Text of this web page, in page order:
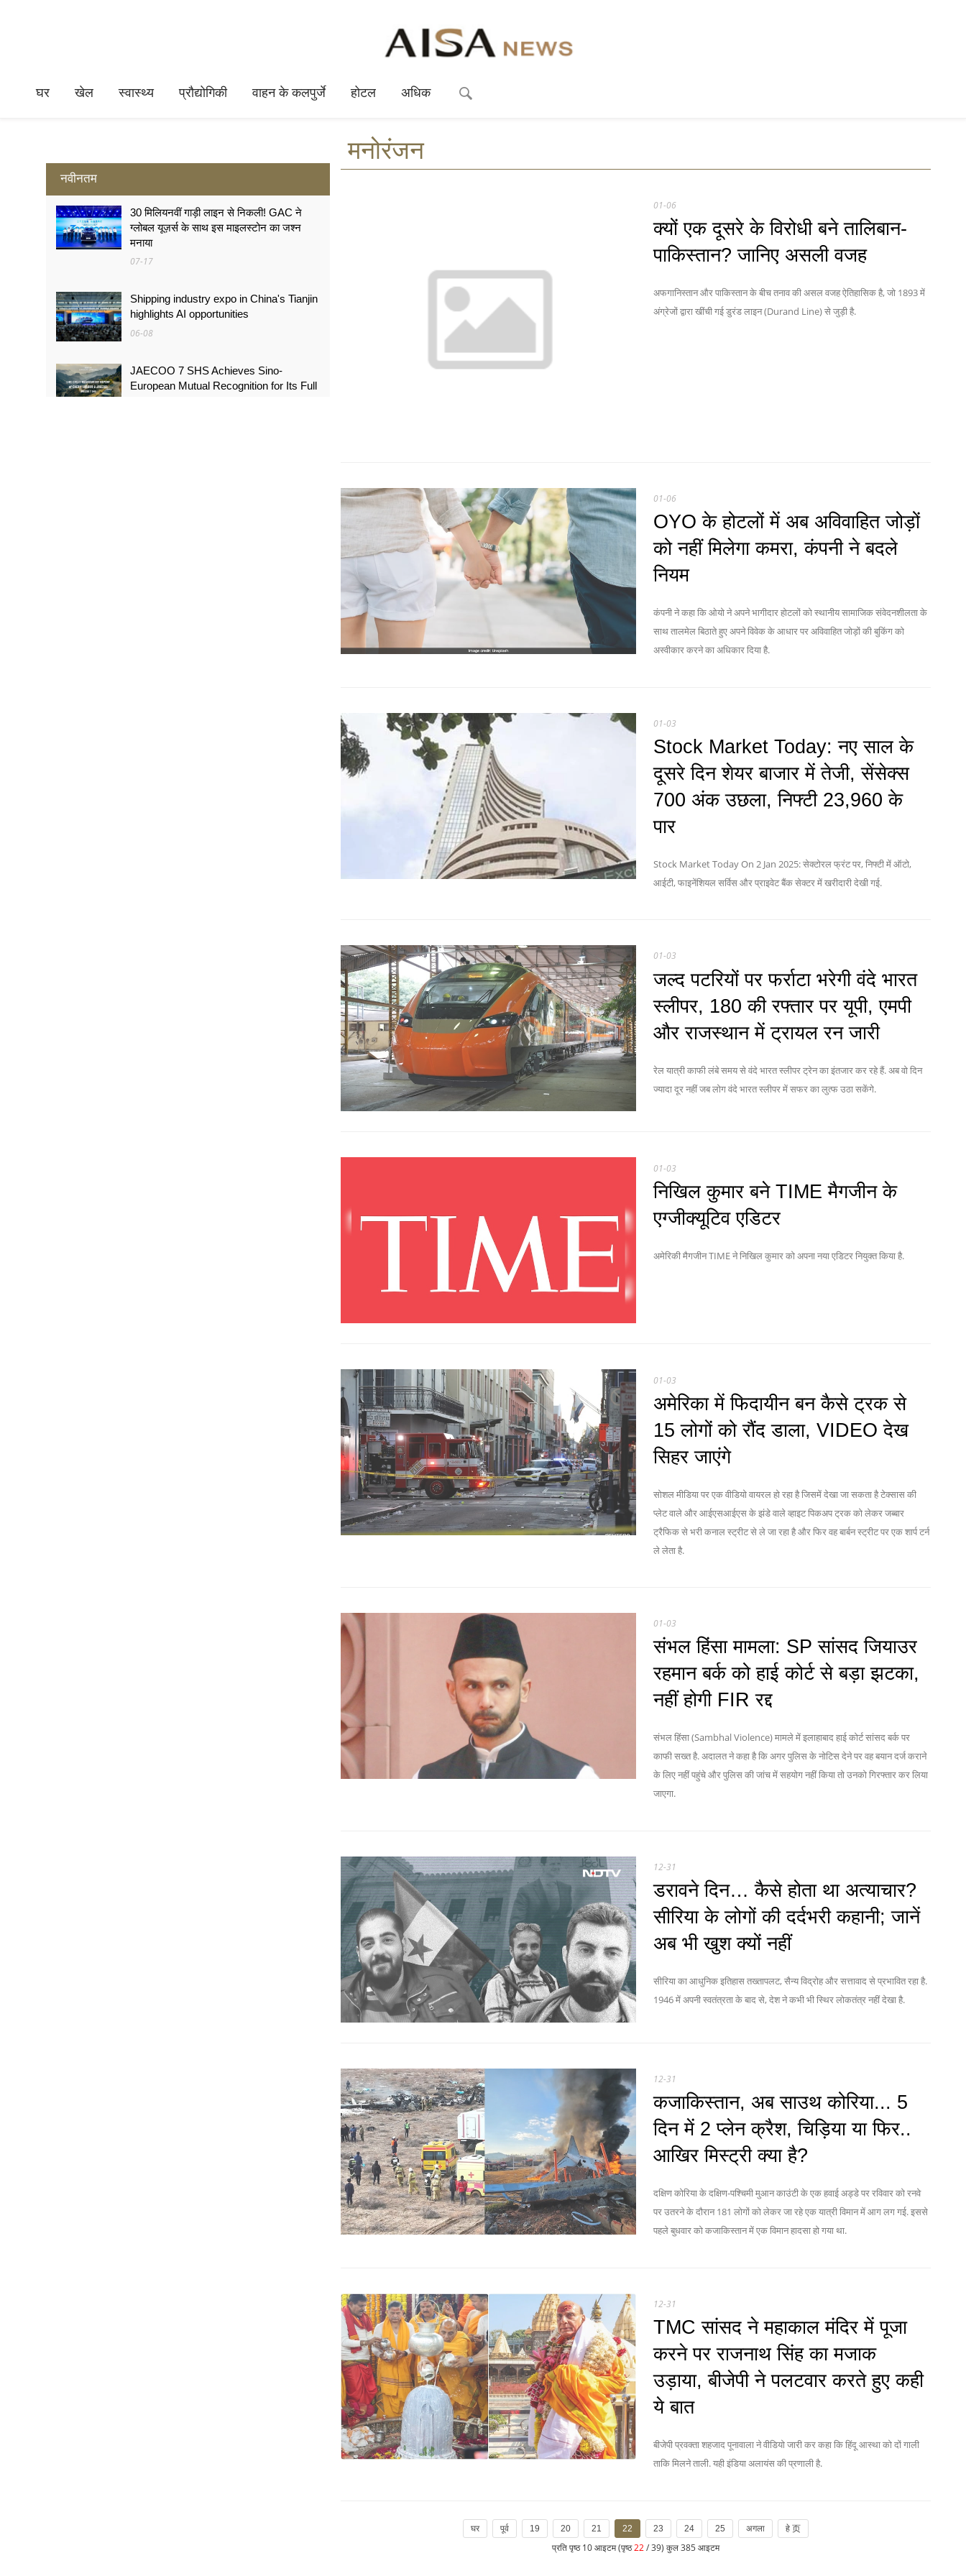
घर खेल स्वास्थ्य प्रौद्योगिकी वाहन के कलपुर्जे होटल अधिक
नवीनतम
30 मिलियनवीं गाड़ी लाइन से निकली! GAC ने
ग्लोबल यूज़र्स के साथ इस माइलस्टोन का जश्न
मनाया
07-17
Shipping industry expo in China's Tianjin
highlights AI opportunities
06-08
JAECOO 7 SHS Achieves Sino-
European Mutual Recognition for Its Full
मनोरंजन
01-06
क्यों एक दूसरे के विरोधी बने तालिबान-
पाकिस्तान? जानिए असली वजह
अफगानिस्तान और पाकिस्तान के बीच तनाव की असल वजह ऐतिहासिक है, जो 1893 में
अंग्रेजों द्वारा खींची गई डुरंड लाइन (Durand Line) से जुड़ी है.
01-06
OYO के होटलों में अब अविवाहित जोड़ों
को नहीं मिलेगा कमरा, कंपनी ने बदले
नियम
कंपनी ने कहा कि ओयो ने अपने भागीदार होटलों को स्थानीय सामाजिक संवेदनशीलता के
साथ तालमेल बिठाते हुए अपने विवेक के आधार पर अविवाहित जोड़ों की बुकिंग को
अस्वीकार करने का अधिकार दिया है.
01-03
Stock Market Today: नए साल के
दूसरे दिन शेयर बाजार में तेजी, सेंसेक्स
700 अंक उछला, निफ्टी 23,960 के
पार
Stock Market Today On 2 Jan 2025: सेक्टोरल फ्रंट पर, निफ्टी में ऑटो,
आईटी, फाइनेंशियल सर्विस और प्राइवेट बैंक सेक्टर में खरीदारी देखी गई.
01-03
जल्द पटरियों पर फर्राटा भरेगी वंदे भारत
स्लीपर, 180 की रफ्तार पर यूपी, एमपी
और राजस्थान में ट्रायल रन जारी
रेल यात्री काफी लंबे समय से वंदे भारत स्लीपर ट्रेन का इंतजार कर रहे हैं. अब वो दिन
ज्यादा दूर नहीं जब लोग वंदे भारत स्लीपर में सफर का लुत्फ उठा सकेंगे.
01-03
निखिल कुमार बने TIME मैगजीन के
एग्जीक्यूटिव एडिटर
अमेरिकी मैगजीन TIME ने निखिल कुमार को अपना नया एडिटर नियुक्त किया है.
01-03
अमेरिका में फिदायीन बन कैसे ट्रक से
15 लोगों को रौंद डाला, VIDEO देख
सिहर जाएंगे
सोशल मीडिया पर एक वीडियो वायरल हो रहा है जिसमें देखा जा सकता है टेक्सास की
प्लेट वाले और आईएसआईएस के झंडे वाले व्हाइट पिकअप ट्रक को लेकर जब्बार
ट्रैफिक से भरी कनाल स्ट्रीट से ले जा रहा है और फिर वह बार्बन स्ट्रीट पर एक शार्प टर्न
ले लेता है.
01-03
संभल हिंसा मामला: SP सांसद जियाउर
रहमान बर्क को हाई कोर्ट से बड़ा झटका,
नहीं होगी FIR रद्द
संभल हिंसा (Sambhal Violence) मामले में इलाहाबाद हाई कोर्ट सांसद बर्क पर
काफी सख्त है. अदालत ने कहा है कि अगर पुलिस के नोटिस देने पर वह बयान दर्ज कराने
के लिए नहीं पहुंचे और पुलिस की जांच में सहयोग नहीं किया तो उनको गिरफ्तार कर लिया
जाएगा.
12-31
डरावने दिन… कैसे होता था अत्याचार?
सीरिया के लोगों की दर्दभरी कहानी; जानें
अब भी खुश क्यों नहीं
सीरिया का आधुनिक इतिहास तख्तापलट, सैन्य विद्रोह और सत्तावाद से प्रभावित रहा है.
1946 में अपनी स्वतंत्रता के बाद से, देश ने कभी भी स्थिर लोकतंत्र नहीं देखा है.
12-31
कजाकिस्तान, अब साउथ कोरिया... 5
दिन में 2 प्लेन क्रैश, चिड़िया या फिर..
आखिर मिस्ट्री क्या है?
दक्षिण कोरिया के दक्षिण-पश्चिमी मुआन काउंटी के एक हवाई अड्डे पर रविवार को रनवे
पर उतरने के दौरान 181 लोगों को लेकर जा रहे एक यात्री विमान में आग लग गई. इससे
पहले बुधवार को कजाकिस्तान में एक विमान हादसा हो गया था.
12-31
TMC सांसद ने महाकाल मंदिर में पूजा
करने पर राजनाथ सिंह का मजाक
उड़ाया, बीजेपी ने पलटवार करते हुए कही
ये बात
बीजेपी प्रवक्ता शहजाद पूनावाला ने वीडियो जारी कर कहा कि हिंदू आस्था को दों गाली
ताकि मिलने ताली. यही इंडिया अलायंस की प्रणाली है.
घर पूर्व 19 20 21 22 23 24 25 अगला हे 页
प्रति पृष्ठ 10 आइटम (पृष्ठ22/ 39) कुल 385 आइटम